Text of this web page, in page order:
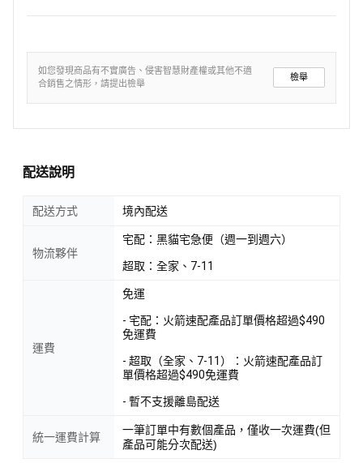
如您發現商品有不實廣告、侵害智慧財產權或其他不適
合銷售之情形，請提出檢舉
檢舉
配送說明
配送方式 境內配送
物流夥伴
宅配：黑貓宅急便（週一到週六）
超取：全家、7-11
運費
免運
- 宅配：火箭速配產品訂單價格超過$490
免運費
- 超取（全家、7-11）：火箭速配產品訂
單價格超過$490免運費
- 暫不支援離島配送
統一運費計算
一筆訂單中有數個產品，僅收一次運費(但
產品可能分次配送)